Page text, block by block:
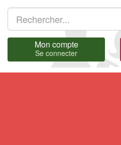
Mon compte
Se connecter